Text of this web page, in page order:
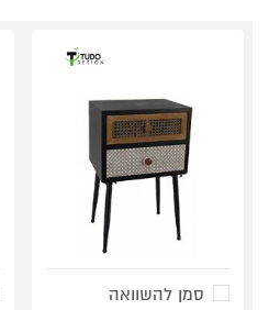
סמן להשוואה